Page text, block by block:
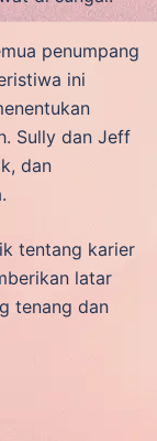
penumpang
ini
Sully dan Jeff
dan
tentang karier
latar
tenang dan